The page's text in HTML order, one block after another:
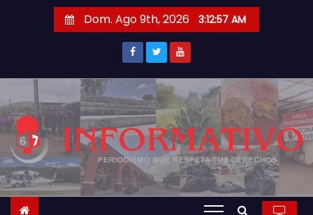
r
a
c
o
Dom. Ago 9th, 2026 3:12:58 AM